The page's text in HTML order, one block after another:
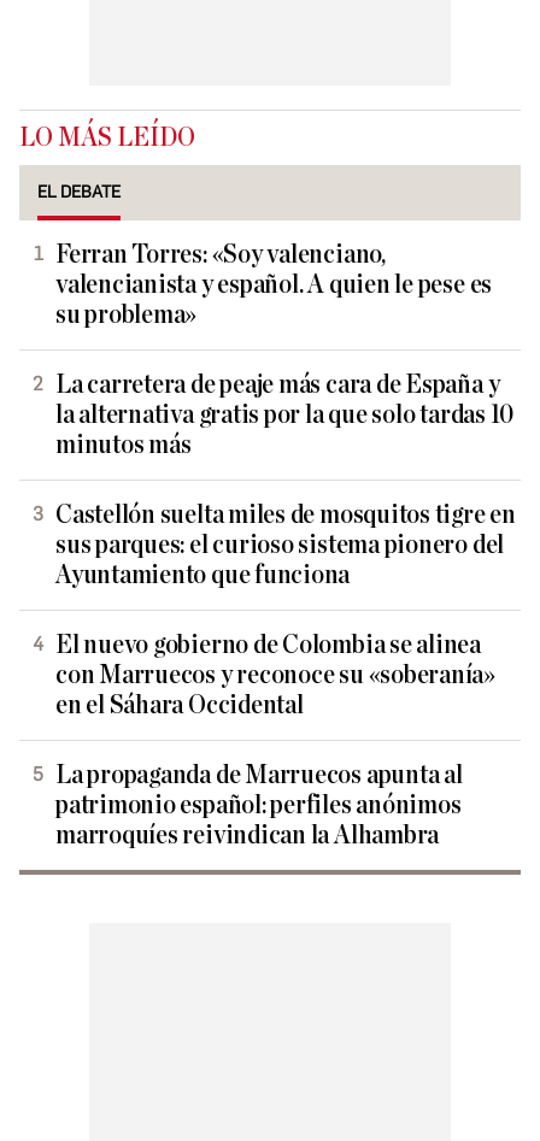
LO MÁS LEÍDO
EL DEBATE
Ferran Torres: «Soy valenciano,
valencianista y español. A quien le pese es
su problema»
La carretera de peaje más cara de España y
la alternativa gratis por la que solo tardas 10
minutos más
Castellón suelta miles de mosquitos tigre en
sus parques: el curioso sistema pionero del
Ayuntamiento que funciona
El nuevo gobierno de Colombia se alinea
con Marruecos y reconoce su «soberanía»
en el Sáhara Occidental
La propaganda de Marruecos apunta al
patrimonio español: perfiles anónimos
marroquíes reivindican la Alhambra